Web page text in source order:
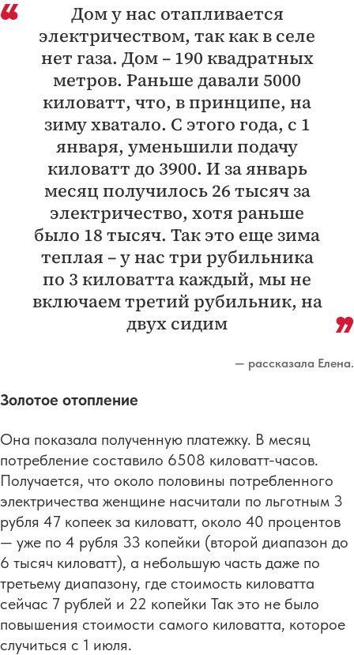
Дом у нас отапливается
электричеством, так как в селе
нет газа. Дом – 190 квадратных
метров. Раньше давали 5000
киловатт, что, в принципе, на
зиму хватало. С этого года, с 1
января, уменьшили подачу
киловатт до 3900. И за январь
месяц получилось 26 тысяч за
электричество, хотя раньше
было 18 тысяч. Так это еще зима
теплая – у нас три рубильника
по 3 киловатта каждый, мы не
включаем третий рубильник, на
двух сидим
— рассказала Елена.
Золотое отопление
Она показала полученную платежку. В месяц
потребление составило 6508 киловатт-часов.
Получается, что около половины потребленного
электричества женщине насчитали по льготным 3
рубля 47 копеек за киловатт, около 40 процентов
— уже по 4 рубля 33 копейки (второй диапазон до
6 тысяч киловатт), а небольшую часть даже по
третьему диапазону, где стоимость киловатта
сейчас 7 рублей и 22 копейки Так это не было
повышения стоимости самого киловатта, которое
случиться с 1 июля.